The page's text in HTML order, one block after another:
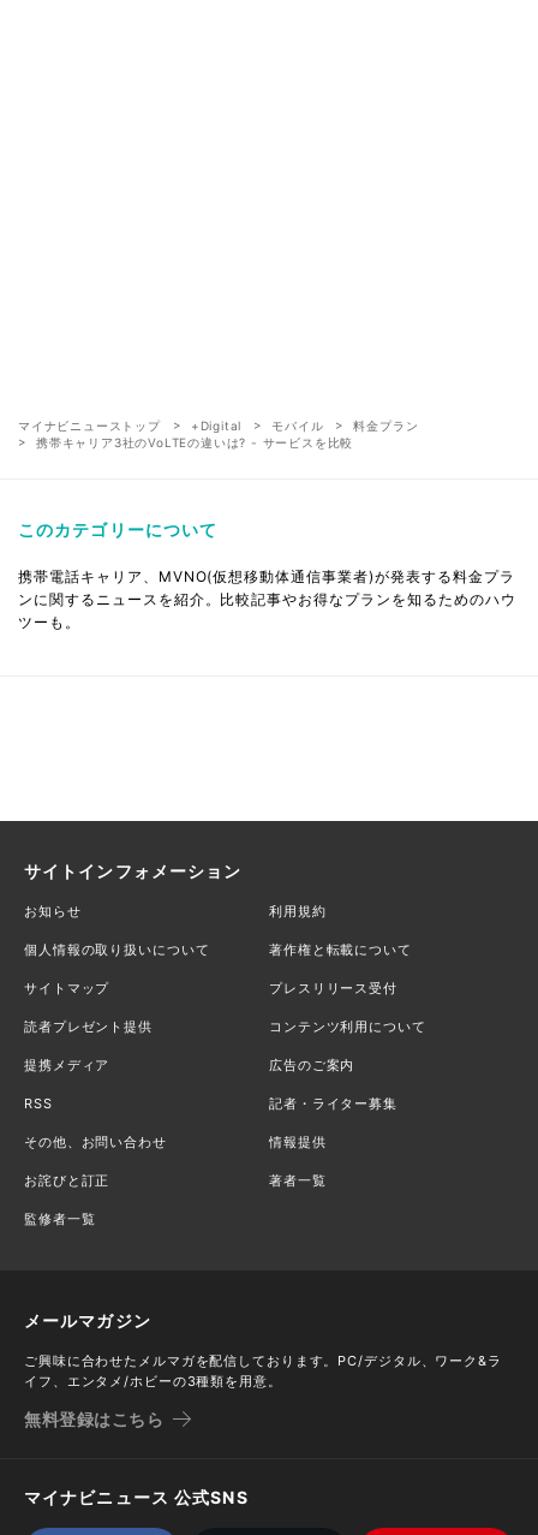
マイナビニューストップ +Digital モバイル
料金プラン
携帯キャリア3社のVoLTEの違いは? - サービスを比較
このカテゴリーについて
携帯電話キャリア、MVNO(仮想移動体通信事業者)が発表する料金プラ
ンに関するニュースを紹介。比較記事やお得なプランを知るためのハウ
ツーも。
サイトインフォメーション
お知らせ 利用規約
個人情報の取り扱いについて 著作権と転載について
サイトマップ プレスリリース受付
読者プレゼント提供 コンテンツ利用について
提携メディア 広告のご案内
RSS 記者・ライター募集
その他、お問い合わせ 情報提供
お詫びと訂正 著者一覧
監修者一覧
メールマガジン
ご興味に合わせたメルマガを配信しております。PC/デジタル、ワーク&ラ
イフ、エンタメ/ホビーの3種類を用意。
無料登録はこちら
マイナビニュース 公式SNS